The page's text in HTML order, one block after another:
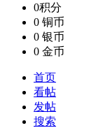
0积分
0 铜币
0 银币
0 金币
首页
看帖
发帖
搜索